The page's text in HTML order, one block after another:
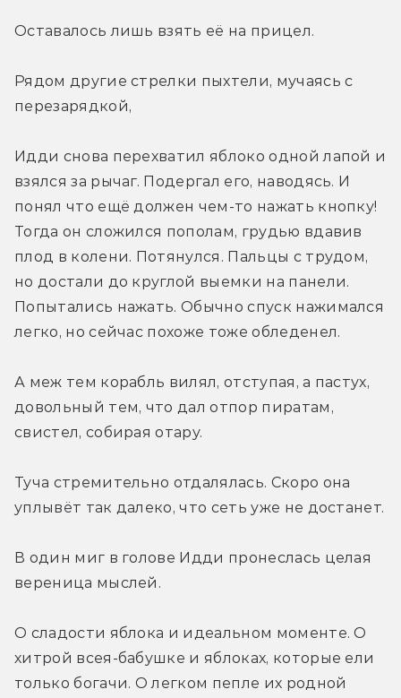
Оставалось лишь взять её на прицел.
Рядом другие стрелки пыхтели, мучаясь с
перезарядкой,
Идди снова перехватил яблоко одной лапой и
взялся за рычаг. Подергал его, наводясь. И
понял что ещё должен чем-то нажать кнопку!
Тогда он сложился пополам, грудью вдавив
плод в колени. Потянулся. Пальцы с трудом,
но достали до круглой выемки на панели.
Попытались нажать. Обычно спуск нажимался
легко, но сейчас похоже тоже обледенел.
А меж тем корабль вилял, отступая, а пастух,
довольный тем, что дал отпор пиратам,
свистел, собирая отару.
Туча стремительно отдалялась. Скоро она
уплывёт так далеко, что сеть уже не достанет.
В один миг в голове Идди пронеслась целая
вереница мыслей.
О сладости яблока и идеальном моменте. О
хитрой всея-бабушке и яблоках, которые ели
только богачи. О легком пепле их родной